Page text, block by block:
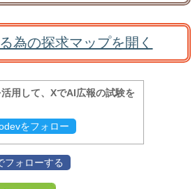
為の探求マップを開く
用して、XでAI広報の試験を
をフォロー
フォローする